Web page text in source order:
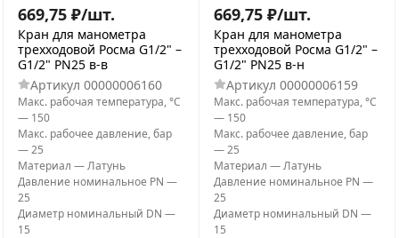
669,75 ₽/шт.
Кран для манометра
трехходовой Росма G1/2" –
G1/2" PN25 в-в
Артикул 00000006160
Макс. рабочая температура, °С
— 150
Макс. рабочее давление, бар
—25
Материал —Латунь
Давление номинальное PN —
25
Диаметр номинальный DN —
15
669,75 ₽/шт.
Кран для манометра
трехходовой Росма G1/2" –
G1/2" PN25 в-н
Артикул 00000006159
Макс. рабочая температура, °С
— 150
Макс. рабочее давление, бар
—25
Материал —Латунь
Давление номинальное PN —
25
Диаметр номинальный DN —
15